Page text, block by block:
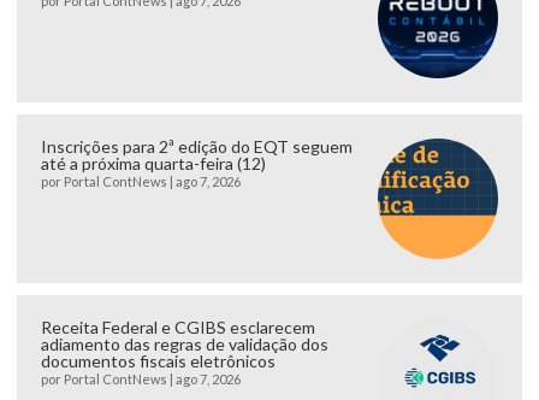
Inscrições para 2ª edição do EQT seguem
até a próxima quarta-feira (12)
por Portal ContNews ago 7, 2026
Receita Federal e CGIBS esclarecem
adiamento das regras de validação dos
documentos fiscais eletrônicos
por Portal ContNews ago 7, 2026